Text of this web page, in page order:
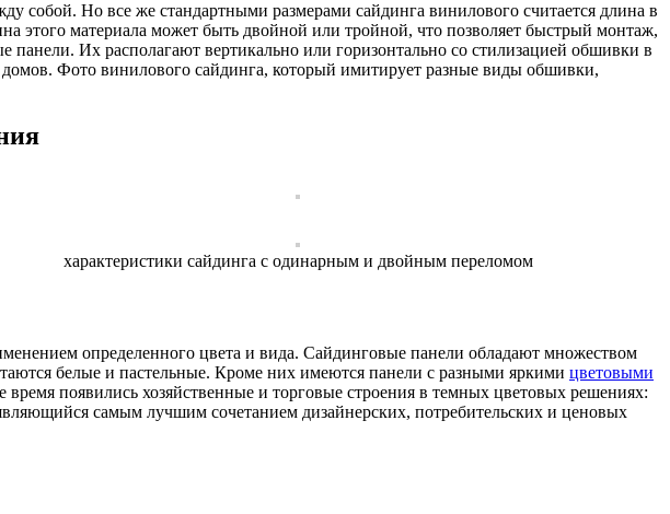
собой. Но все же стандартными размерами сайдинга винилового считается длина в
материала может быть двойной или тройной, что позволяет быстрый монтаж,
панели. Их располагают вертикально или горизонтально со стилизацией обшивки в
домов. Фото винилового сайдинга, который имитирует разные виды обшивки,
характеристики сайдинга с одинарным и двойным переломом
определенного цвета и вида. Сайдинговые панели обладают множеством
белые и пастельные. Кроме них имеются панели с разными яркими цветовыми
время появились хозяйственные и торговые строения в темных цветовых решениях:
самым лучшим сочетанием дизайнерских, потребительских и ценовых